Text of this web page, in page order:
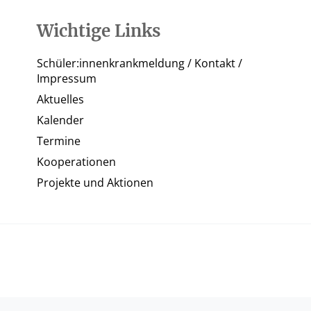
Wichtige Links
Schüler:innenkrankmeldung / Kontakt /
Impressum
Aktuelles
Kalender
Termine
Kooperationen
Projekte und Aktionen